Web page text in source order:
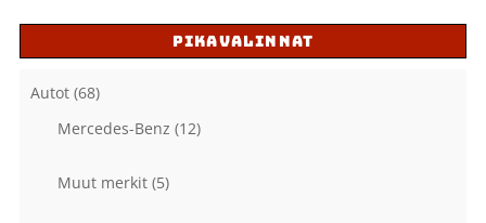
PIKAVALINNAT
Autot (68)
Mercedes-Benz (12)
Muut merkit (5)